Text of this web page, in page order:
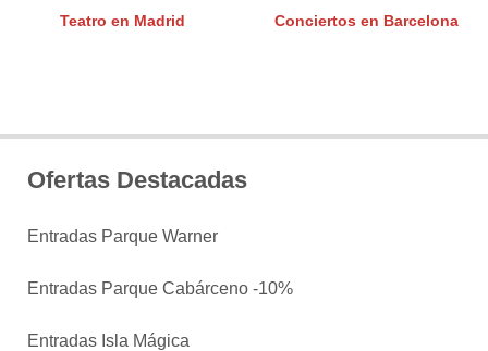
Teatro en Madrid Conciertos en Barcelona
Ofertas Destacadas
Entradas Parque Warner
Entradas Parque Cabárceno -10%
Entradas Isla Mágica